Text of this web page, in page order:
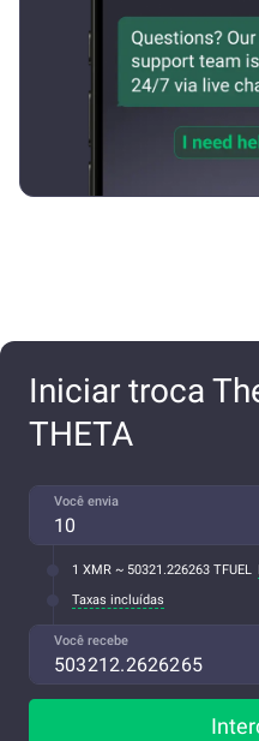
Iniciar troca
THETA
Você envia
1 XMR ~ 50321.226263 TFUEL
Taxas incluídas
Você recebe